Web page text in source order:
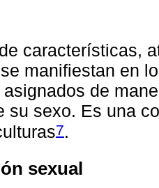
características,
manifiestan en
de
su sexo. Es una
7.
sexual